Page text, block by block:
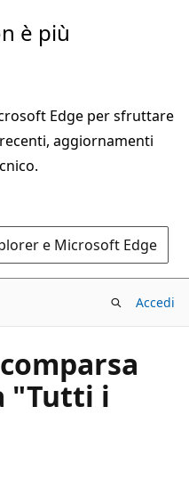
è più
Edge per sfruttare
aggiornamenti
e Microsoft Edge
Accedi
"Tutti i